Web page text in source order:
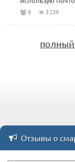
8 3 239
полный
Отзывы о